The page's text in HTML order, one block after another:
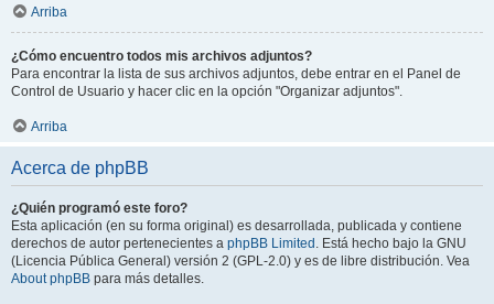
Arriba
¿Cómo encuentro todos mis archivos adjuntos?
Para encontrar la lista de sus archivos adjuntos, debe entrar en el Panel de
Control de Usuario y hacer clic en la opción "Organizar adjuntos".
Arriba
Acerca de phpBB
¿Quién programó este foro?
Esta aplicación (en su forma original) es desarrollada, publicada y contiene
derechos de autor pertenecientes a phpBB Limited . Está hecho bajo la GNU
(Licencia Pública General) versión 2 (GPL-2.0) y es de libre distribución. Vea
About phpBB para más detalles.